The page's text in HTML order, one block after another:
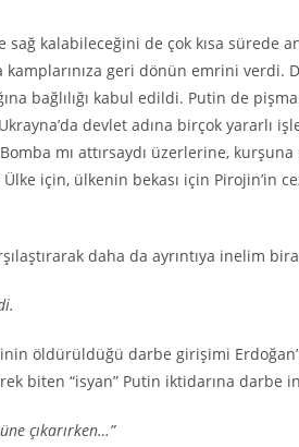
kalabileceğini de çok kısa sürede
kamplarınıza geri dönün emrini verdi.
bağlılığı kabul edildi. Putin de
devlet adına birçok yararlı
mı attırsaydı üzerlerine, kurşuna
için, ülkenin bekası için Pirojin’in
daha da ayrıntıya inelim
öldürüldüğü darbe girişimi
biten “isyan” Putin iktidarına darbe
çıkarırken…”